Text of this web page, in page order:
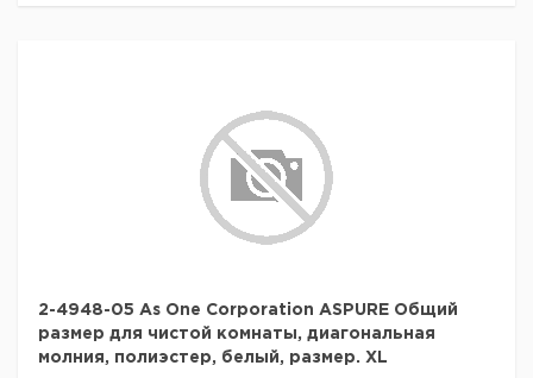
2-4948-05 As One Corporation ASPURE Общий
размер для чистой комнаты, диагональная
молния, полиэстер, белый, размер. XL